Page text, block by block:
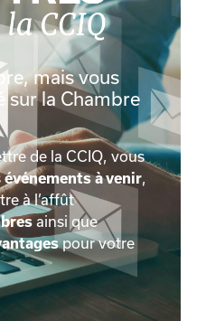
G1S 0B1
détaillée du répertoire via
mais vous
sur la Chambre
de la CCIQ, vous
événements à venir
à l’affût
ainsi que
pour votre